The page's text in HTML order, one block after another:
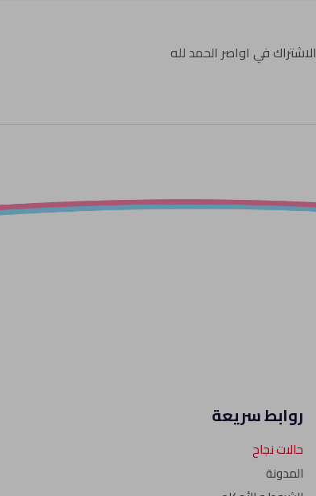
في اواصر الحمد لله
روابط سريعة
حالات نجاح
المدونة